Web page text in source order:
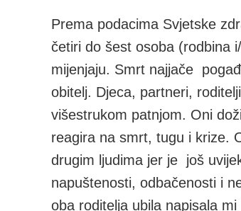
Prema podacima Svjetske
četiri do šest osoba (rodbina
mijenjaju. Smrt najjače
obitelj. Djeca, partneri,
višestrukom patnjom. Oni
reagira na smrt, tugu i krize.
drugim ljudima jer je još
napuštenosti, odbačenosti i
oba roditelja ubila napisala